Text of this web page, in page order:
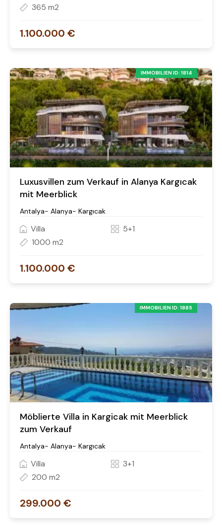
365 m2
1.100.000 €
IMMOBILIEN ID: 1814
Luxusvillen zum Verkauf in Alanya Kargıcak
mit Meerblick
Antalya- Alanya- Kargıcak
Villa
5+1
1000 m2
1.100.000 €
IMMOBILIEN ID: 1885
Möblierte Villa in Kargicak mit Meerblick
zum Verkauf
Antalya- Alanya- Kargıcak
Villa
3+1
200 m2
299.000 €